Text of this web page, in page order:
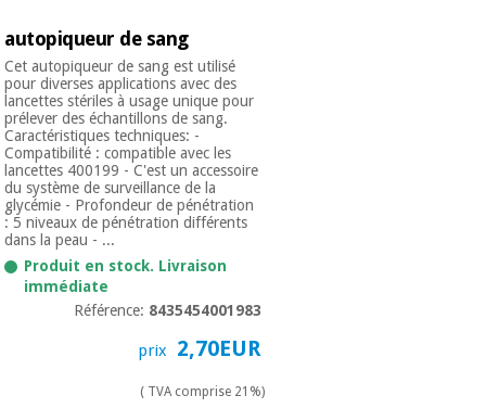
chirurgicaux
(déstockage)
autopiqueur de sang
Cet autopiqueur de sang est utilisé
pour diverses applications avec des
lancettes stériles à usage unique pour
prélever des échantillons de sang.
Caractéristiques techniques: -
Compatibilité : compatible avec les
lancettes 400199 - C'est un accessoire
du système de surveillance de la
glycémie - Profondeur de pénétration
: 5 niveaux de pénétration différents
dans la peau - ...
Produit en stock. Livraison
immédiate
Référence: 8435454001983
prix 2,70EUR
( TVA comprise 21%)